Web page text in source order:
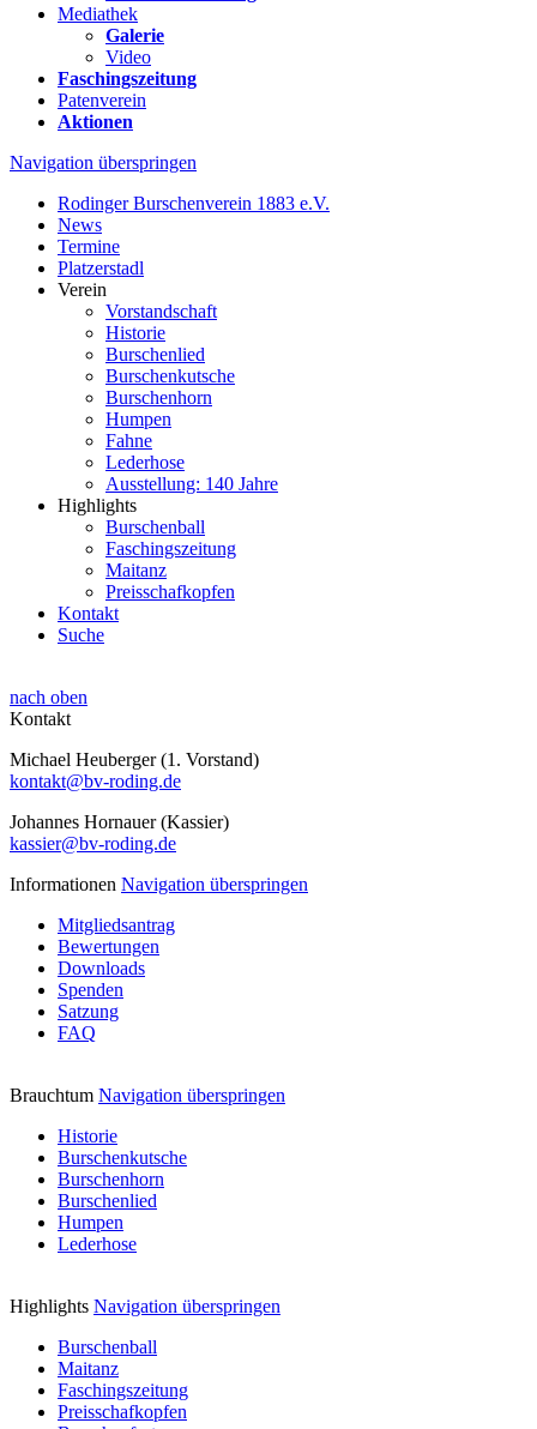
Mediathek
Galerie
Video
Faschingszeitung
Patenverein
Aktionen
Navigation überspringen
Rodinger Burschenverein 1883 e.V.
News
Termine
Platzerstadl
Verein
Vorstandschaft
Historie
Burschenlied
Burschenkutsche
Burschenhorn
Humpen
Fahne
Lederhose
Ausstellung: 140 Jahre
Highlights
Burschenball
Faschingszeitung
Maitanz
Preisschafkopfen
Kontakt
Suche
nach oben
Kontakt
Michael Heuberger (1. Vorstand)
kontakt@bv-roding.de
Johannes Hornauer (Kassier)
kassier@bv-roding.de
Informationen Navigation überspringen
Mitgliedsantrag
Bewertungen
Downloads
Spenden
Satzung
FAQ
Brauchtum Navigation überspringen
Historie
Burschenkutsche
Burschenhorn
Burschenlied
Humpen
Lederhose
Highlights Navigation überspringen
Burschenball
Maitanz
Faschingszeitung
Preisschafkopfen